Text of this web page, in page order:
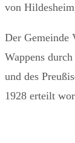
von
Der Gemeinde
Wappens
und des
1928 erteilt